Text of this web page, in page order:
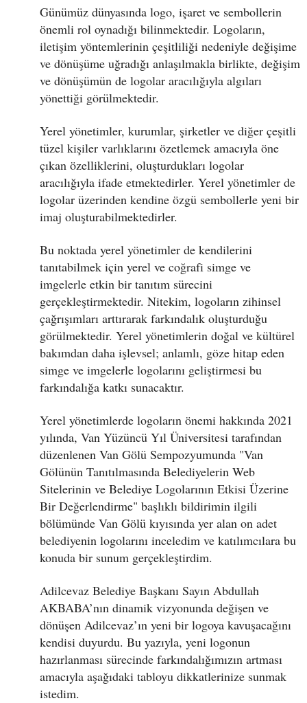
Günümüz dünyasında logo, işaret ve sembollerin
önemli rol oynadığı bilinmektedir. Logoların,
iletişim yöntemlerinin çeşitliliği nedeniyle değişime
ve dönüşüme uğradığı anlaşılmakla birlikte, değişim
ve dönüşümün de logolar aracılığıyla algıları
yönettiği görülmektedir.
Yerel yönetimler, kurumlar, şirketler ve diğer çeşitli
tüzel kişiler varlıklarını özetlemek amacıyla öne
çıkan özelliklerini, oluşturdukları logolar
aracılığıyla ifade etmektedirler. Yerel yönetimler de
logolar üzerinden kendine özgü sembollerle yeni bir
imaj oluşturabilmektedirler.
Bu noktada yerel yönetimler de kendilerini
tanıtabilmek için yerel ve coğrafi simge ve
imgelerle etkin bir tanıtım sürecini
gerçekleştirmektedir. Nitekim, logoların zihinsel
çağrışımları arttırarak farkındalık oluşturduğu
görülmektedir. Yerel yönetimlerin doğal ve kültürel
bakımdan daha işlevsel; anlamlı, göze hitap eden
simge ve imgelerle logolarını geliştirmesi bu
farkındalığa katkı sunacaktır.
Yerel yönetimlerde logoların önemi hakkında 2021
yılında, Van Yüzüncü Yıl Üniversitesi tarafından
düzenlenen Van Gölü Sempozyumunda "Van
Gölünün Tanıtılmasında Belediyelerin Web
Sitelerinin ve Belediye Logolarının Etkisi Üzerine
Bir Değerlendirme" başlıklı bildirimin ilgili
bölümünde Van Gölü kıyısında yer alan on adet
belediyenin logolarını inceledim ve katılımcılara bu
konuda bir sunum gerçekleştirdim.
Adilcevaz Belediye Başkanı Sayın Abdullah
AKBABA’nın dinamik vizyonunda değişen ve
dönüşen Adilcevaz’ın yeni bir logoya kavuşacağını
kendisi duyurdu. Bu yazıyla, yeni logonun
hazırlanması sürecinde farkındalığımızın artması
amacıyla aşağıdaki tabloyu dikkatlerinize sunmak
istedim.